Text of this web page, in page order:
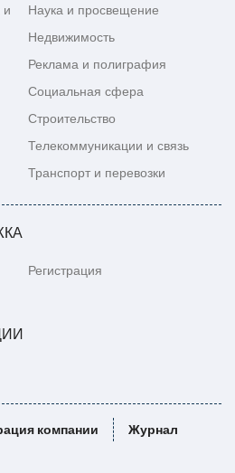
Наука и просвещение
Недвижимость
Реклама и полиграфия
Социальная сфера
Строительство
Телекоммуникации и связь
Транспорт и перевозки
Регистрация
компании Журнал